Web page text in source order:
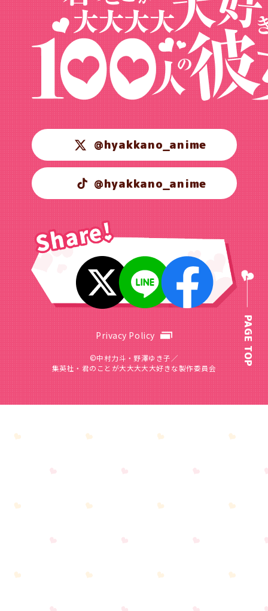
@hyakkano_anime
@hyakkano_anime
Privacy Policy
©中村力斗・野澤ゆき子／
集英社・君のことが大大大大大好きな製作委員会
PAGE TOP